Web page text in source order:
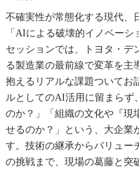
不確実性が常態化する現代、
「AIによる破壊的イノベー
セッションでは、トヨタ・デ
る製造業の最前線で変革を主
抱えるリアルな課題ついてお
ルとしてのAI活用に留まらず
のか？」「組織の文化や『現
せるのか？」という、大企業
す。技術の継承からバリュー
の挑戦まで、現場の葛藤と突